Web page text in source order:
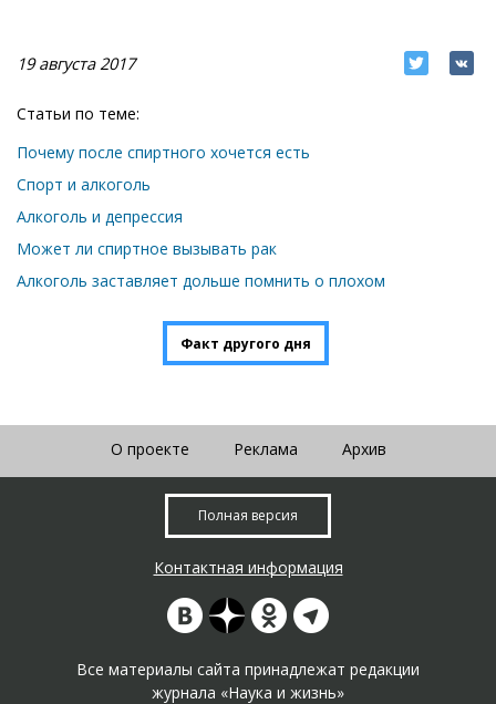
19 августа 2017
Статьи по теме:
Почему после спиртного хочется есть
Спорт и алкоголь
Алкоголь и депрессия
Может ли спиртное вызывать рак
Алкоголь заставляет дольше помнить о плохом
Факт другого дня
О проекте Реклама Архив
Полная версия
Контактная информация
Все материалы сайта принадлежат редакции
журнала «Наука и жизнь»